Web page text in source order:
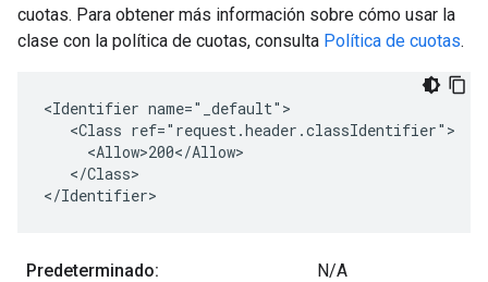
cuotas. Para obtener más información sobre cómo usar la
clase con la política de cuotas, consulta Política de cuotas.
<Identifier name="_default">
   <Class ref="request.header.classIdentifier">
     <Allow>200</Allow>
   </Class>
</Identifier>
Predeterminado: N/A